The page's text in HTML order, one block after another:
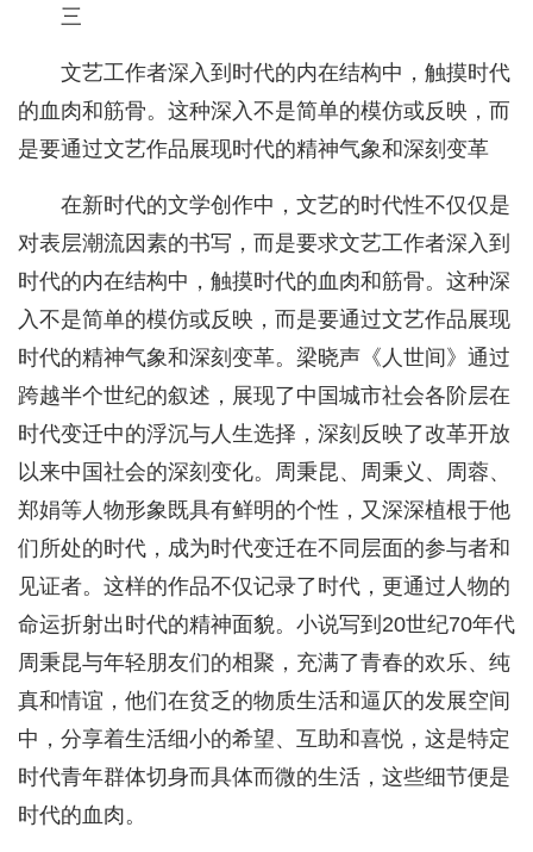
三
文艺工作者深入到时代的内在结构中，触摸时代
的血肉和筋骨。这种深入不是简单的模仿或反映，而
是要通过文艺作品展现时代的精神气象和深刻变革
在新时代的文学创作中，文艺的时代性不仅仅是
对表层潮流因素的书写，而是要求文艺工作者深入到
时代的内在结构中，触摸时代的血肉和筋骨。这种深
入不是简单的模仿或反映，而是要通过文艺作品展现
时代的精神气象和深刻变革。梁晓声《人世间》通过
跨越半个世纪的叙述，展现了中国城市社会各阶层在
时代变迁中的浮沉与人生选择，深刻反映了改革开放
以来中国社会的深刻变化。周秉昆、周秉义、周蓉、
郑娟等人物形象既具有鲜明的个性，又深深植根于他
们所处的时代，成为时代变迁在不同层面的参与者和
见证者。这样的作品不仅记录了时代，更通过人物的
命运折射出时代的精神面貌。小说写到20世纪70年代
周秉昆与年轻朋友们的相聚，充满了青春的欢乐、纯
真和情谊，他们在贫乏的物质生活和逼仄的发展空间
中，分享着生活细小的希望、互助和喜悦，这是特定
时代青年群体切身而具体而微的生活，这些细节便是
时代的血肉。